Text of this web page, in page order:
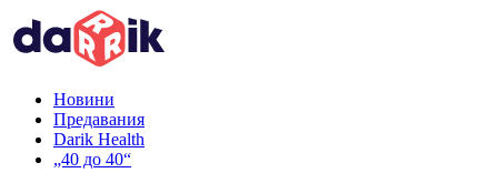
Новини
Предавания
Darik Health
„40 до 40“